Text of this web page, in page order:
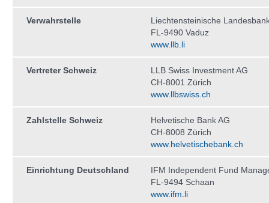
Verwahrstelle
Liechtensteinische
FL-9490 Vaduz
www.llb.li
Vertreter Schweiz
LLB Swiss Investment AG
CH-8001 Zürich
www.llbswiss.ch
Zahlstelle Schweiz
Helvetische Bank AG
CH-8008 Zürich
www.helvetischebank.ch
Einrichtung Deutschland
IFM Independent Fund
FL-9494 Schaan
www.ifm.li